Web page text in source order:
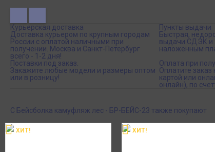
Курьерская доставка
Доставка курьером по крупным городам
России с оплатой наличными при
получении. Москва и Санкт-Петербург
всего - 1-2 дня!
Пункты выдачи
Быстрая,
выдачи СДЭК и
наложенным
Поставки под заказ.
Закажите любые модели и размеры оптом
или в розницу!
Оплата при
Оплатите
картой или
онлайн), по
С Бейсболка камуфляж лес - БР-БЕЙС-23 также покупают
ХИТ! ХИТ!